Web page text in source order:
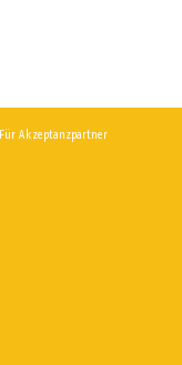
Für Akzeptanzpartner